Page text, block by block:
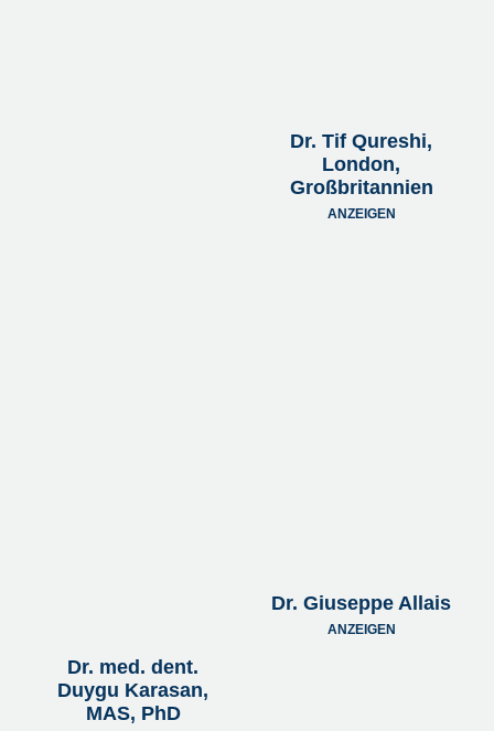
Dr. Tif Qureshi,
London,
Großbritannien
ANZEIGEN
Dr. med. dent.
Duygu Karasan,
MAS, PhD
Dr. Giuseppe Allais
ANZEIGEN